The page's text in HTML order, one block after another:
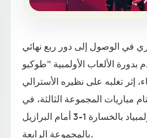
في الوصول إلى دور ربع نهائي
الألعاب الأولمبية "طوكيو
إثر تغلبه على نظيره الأسترالي
مباريات المجموعة الثالثة، في
حين ودعت السعودية الأولمبياد بالخسارة 1-3 أمام البرازيل
بالمجموعة الرابعة.